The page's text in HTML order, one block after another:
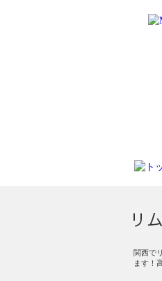
関西で
ます！